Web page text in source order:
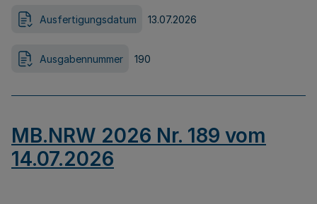
Ausfertigungsdatum 13.07.2026
Ausgabennummer 190
MB.NRW 2026 Nr. 189 vom
14.07.2026